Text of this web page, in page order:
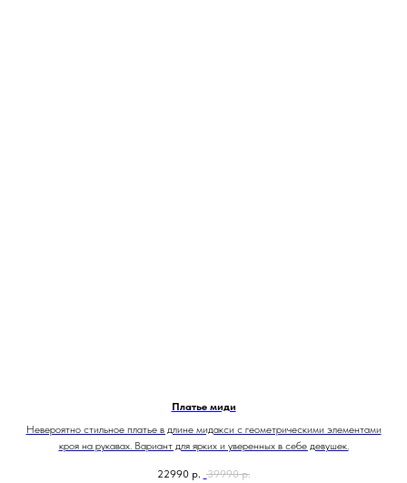
Платье миди
Невероятно стильное платье в длине мидакси с геометрическими элементами
кроя на рукавах. Вариант для ярких и уверенных в себе девушек.
22990 р. 39990 р.